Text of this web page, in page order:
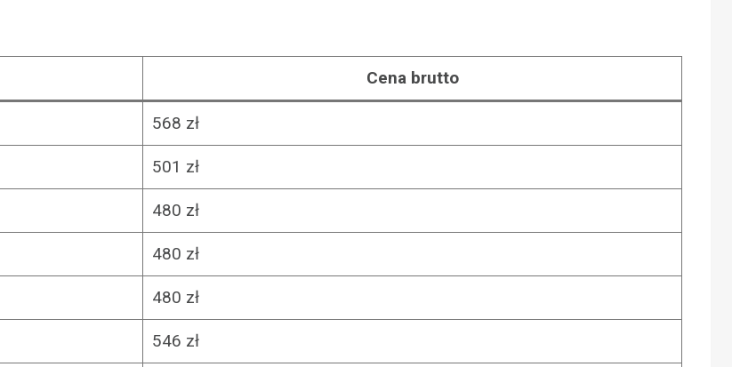
Cena brutto
568 zł
501 zł
480 zł
480 zł
480 zł
546 zł